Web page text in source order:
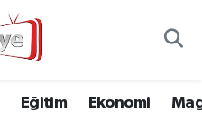
Eğitim Ekonomi